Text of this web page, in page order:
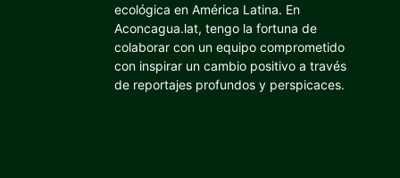
ecológica en América Latina. En
Aconcagua.lat, tengo la fortuna de
colaborar con un equipo comprometido
con inspirar un cambio positivo a través
de reportajes profundos y perspicaces.